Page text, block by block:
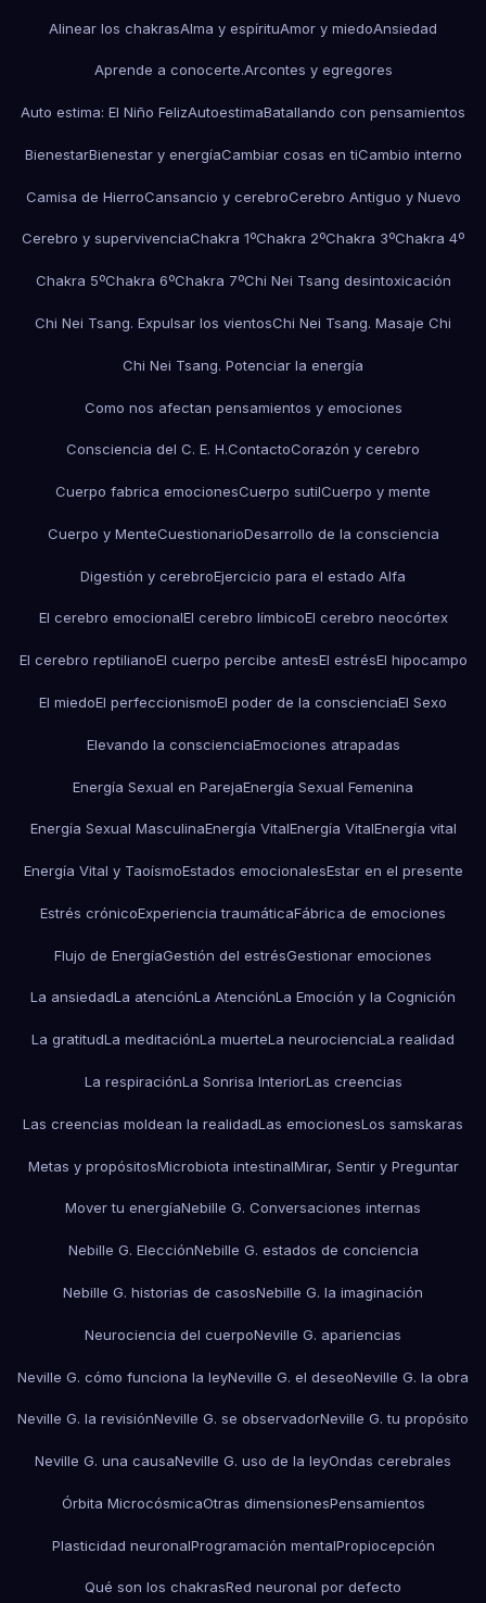
Alinear los chakrasAlma y espírituAmor y miedoAnsiedad
Aprende a conocerte.Arcontes y egregores
Auto estima: El Niño FelizAutoestimaBatallando con pensamientos
BienestarBienestar y energíaCambiar cosas en tiCambio interno
Camisa de HierroCansancio y cerebroCerebro Antiguo y Nuevo
Cerebro y supervivenciaChakra 1ºChakra 2ºChakra 3ºChakra 4º
Chakra 5ºChakra 6ºChakra 7ºChi Nei Tsang desintoxicación
Chi Nei Tsang. Expulsar los vientosChi Nei Tsang. Masaje Chi
Chi Nei Tsang. Potenciar la energía
Como nos afectan pensamientos y emociones
Consciencia del C. E. H.ContactoCorazón y cerebro
Cuerpo fabrica emocionesCuerpo sutilCuerpo y mente
Cuerpo y MenteCuestionarioDesarrollo de la consciencia
Digestión y cerebroEjercicio para el estado Alfa
El cerebro emocionalEl cerebro límbicoEl cerebro neocórtex
El cerebro reptilianoEl cuerpo percibe antesEl estrésEl hipocampo
El miedoEl perfeccionismoEl poder de la conscienciaEl Sexo
Elevando la conscienciaEmociones atrapadas
Energía Sexual en ParejaEnergía Sexual Femenina
Energía Sexual MasculinaEnergía VitalEnergía VitalEnergía vital
Energía Vital y TaoísmoEstados emocionalesEstar en el presente
Estrés crónicoExperiencia traumáticaFábrica de emociones
Flujo de EnergíaGestión del estrésGestionar emociones
La ansiedadLa atenciónLa AtenciónLa Emoción y la Cognición
La gratitudLa meditaciónLa muerteLa neurocienciaLa realidad
La respiraciónLa Sonrisa InteriorLas creencias
Las creencias moldean la realidadLas emocionesLos samskaras
Metas y propósitosMicrobiota intestinalMirar, Sentir y Preguntar
Mover tu energíaNebille G. Conversaciones internas
Nebille G. ElecciónNebille G. estados de conciencia
Nebille G. historias de casosNebille G. la imaginación
Neurociencia del cuerpoNeville G. apariencias
Neville G. cómo funciona la leyNeville G. el deseoNeville G. la obra
Neville G. la revisiónNeville G. se observadorNeville G. tu propósito
Neville G. una causaNeville G. uso de la leyOndas cerebrales
Órbita MicrocósmicaOtras dimensionesPensamientos
Plasticidad neuronalProgramación mentalPropiocepción
Qué son los chakrasRed neuronal por defecto